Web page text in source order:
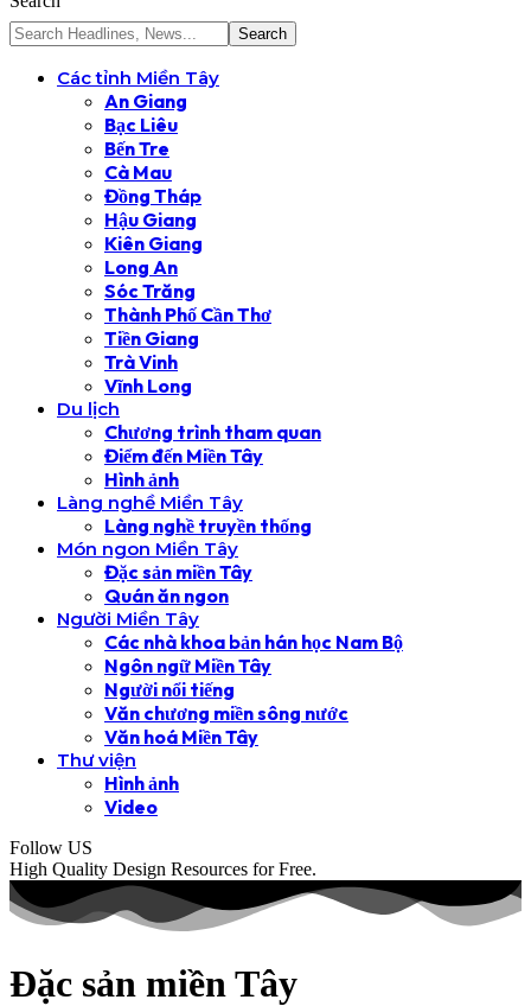
Các tỉnh Miền Tây
An Giang
Bạc Liêu
Bến Tre
Cà Mau
Đồng Tháp
Hậu Giang
Kiên Giang
Long An
Sóc Trăng
Thành Phố Cần Thơ
Tiền Giang
Trà Vinh
Vĩnh Long
Du lịch
Chương trình tham quan
Điểm đến Miền Tây
Hình ảnh
Làng nghề Miền Tây
Làng nghề truyền thống
Món ngon Miền Tây
Đặc sản miền Tây
Quán ăn ngon
Người Miền Tây
Các nhà khoa bản hán học Nam Bộ
Ngôn ngữ Miền Tây
Người nổi tiếng
Văn chương miền sông nước
Văn hoá Miền Tây
Thư viện
Hình ảnh
Video
Follow US
High Quality Design Resources for Free.
Đặc sản miền Tây